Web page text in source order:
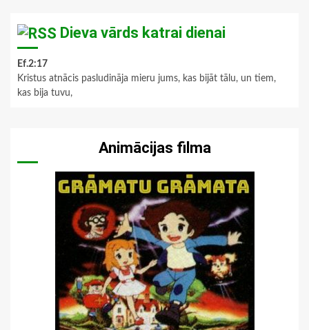
Dieva vārds katrai dienai
Ef.2:17
Kristus atnācis pasludināja mieru jums, kas bijāt tālu, un tiem,
kas bija tuvu,
Animācijas filma